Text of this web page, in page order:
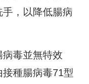
，以降低腸病
毒並無特效
種腸病毒71型